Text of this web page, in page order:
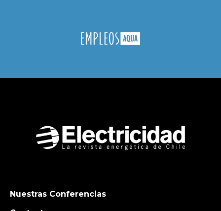
Nuestras Conferencias